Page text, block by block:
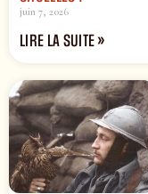
juin 7, 2026
LIRE LA SUITE »